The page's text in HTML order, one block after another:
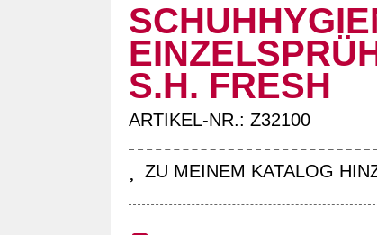
S.H. FRESH
ARTIKEL-NR.: Z32100
ZU MEINEM KATALOG